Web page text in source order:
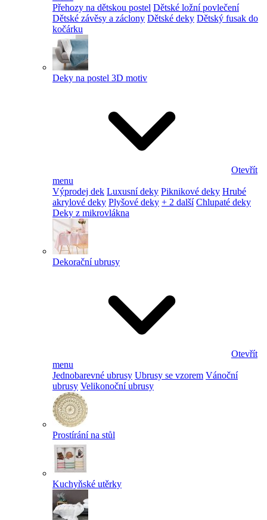
Přehozy na dětskou postel Dětské ložní povlečení
Dětské závěsy a záclony Dětské deky Dětský fusak do
kočárku
Deky na postel 3D motiv
Otevřít
menu
Výprodej dek Luxusní deky Piknikové deky Hrubé
akrylové deky Plyšové deky + 2 další Chlupaté deky
Deky z mikrovlákna
Dekorační ubrusy
Otevřít
menu
Jednobarevné ubrusy Ubrusy se vzorem Vánoční
ubrusy Velikonoční ubrusy
Prostírání na stůl
Kuchyňské utěrky